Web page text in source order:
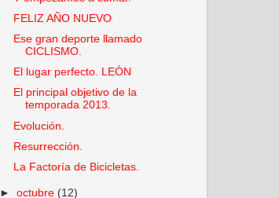
FELIZ AÑO NUEVO
Ese gran deporte llamado
CICLISMO.
El lugar perfecto. LEÓN
El principal objetivo de la
temporada 2013.
Evolución.
Resurrección.
La Factoría de Bicicletas.
►octubre (12)